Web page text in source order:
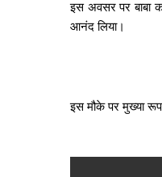
इस अवसर पर बाबा
आनंद लिया।
इस मौके पर मुख्या